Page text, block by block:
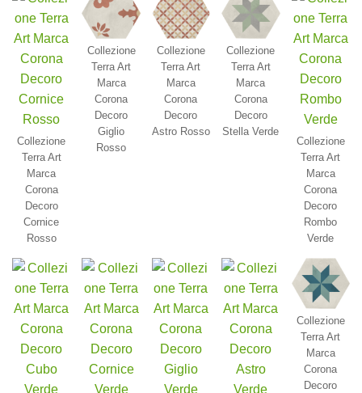
Collezione
Terra Art
Marca
Corona
Decoro
Cornice
Rosso
Collezione
Terra Art
Marca
Corona
Decoro
Giglio
Rosso
Collezione
Terra Art
Marca
Corona
Decoro
Astro Rosso
Collezione
Terra Art
Marca
Corona
Decoro
Stella Verde
Collezione
Terra Art
Marca
Corona
Decoro
Rombo
Verde
Collezione
Terra Art
Marca
Corona
Decoro